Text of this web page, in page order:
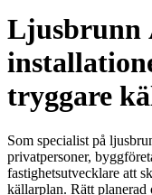
Ljusbrunn
tryggare
Som specialist på
privatpersoner,
fastighetsutvecklare att
källarplan. Rätt